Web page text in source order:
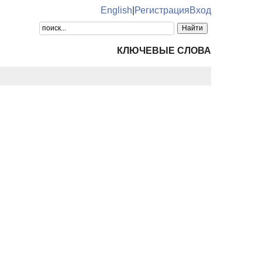
English РегистрацияВход
КЛЮЧЕВЫЕ СЛОВА